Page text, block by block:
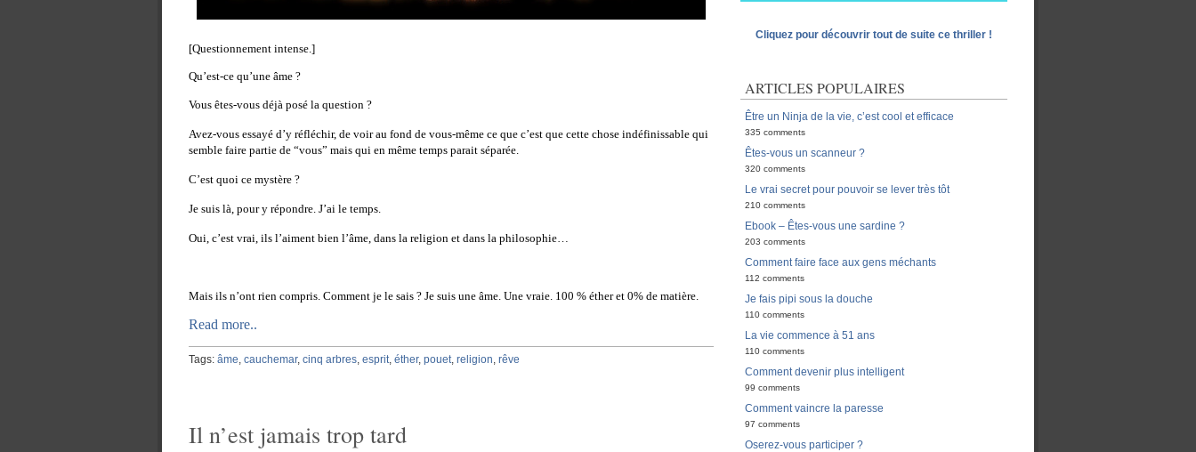
[Questionnement intense.]
Qu’est-ce qu’une âme ?
Vous êtes-vous déjà posé la question ?
Avez-vous essayé d’y réfléchir, de voir au fond de vous-même ce que c’est que cette chose indéfinissable qui
semble faire partie de “vous” mais qui en même temps parait séparée.
C’est quoi ce mystère ?
Je suis là, pour y répondre. J’ai le temps.
Oui, c’est vrai, ils l’aiment bien l’âme, dans la religion et dans la philosophie…
Mais ils n’ont rien compris. Comment je le sais ? Je suis une âme. Une vraie. 100 % éther et 0% de matière.
Read more..
Tags: âme, cauchemar, cinq arbres, esprit, éther, pouet, religion, rêve
Il n’est jamais trop tard
Cliquez pour découvrir tout de suite ce thriller !
ARTICLES POPULAIRES
Être un Ninja de la vie, c’est cool et efficace
335 comments
Êtes-vous un scanneur ?
320 comments
Le vrai secret pour pouvoir se lever très tôt
210 comments
Ebook – Êtes-vous une sardine ?
203 comments
Comment faire face aux gens méchants
112 comments
Je fais pipi sous la douche
110 comments
La vie commence à 51 ans
110 comments
Comment devenir plus intelligent
99 comments
Comment vaincre la paresse
97 comments
Oserez-vous participer ?